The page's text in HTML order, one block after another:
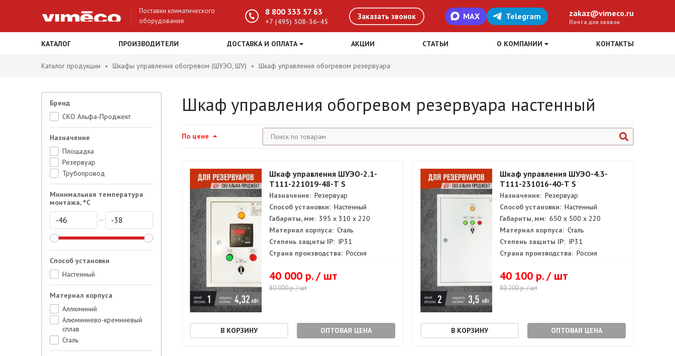
Поставки климатического
оборудования
8 800 333 57 63
+7 (495) 308-36-45
Заказать звонок MAX Telegram zakaz@vimeco.ru
Почта для заявок
КАТАЛОГ ПРОИЗВОДИТЕЛИ ДОСТАВКА И ОПЛАТА АКЦИИ СТАТЬИ О КОМПАНИИ КОНТАКТЫ
Каталог продукции Шкафы управления обогревом (ШУЭО, ШУ) Шкаф управления обогревом резервуара
Бренд
СКО Альфа-Проджект
Назначение
Площадка
Резервуар
Трубопровод
Минимальная температура
монтажа, °С
Способ установки
Настенный
Материал корпуса
Аллюминий
Алюминиево-кремниевый
сплав
Сталь
Шкаф управления обогревом резервуара настенный
По цене
Шкаф управления ШУЭО-2.1-
Т111-221019-48-Т S
Назначение: Резервуар
Способ установки: Настенный
Габариты, мм: 395 х 310 х 220
Материал корпуса: Сталь
Степень защиты IP: IP31
Страна производства: Россия
40 000 р. / шт
80 000 р. / шт
ОПТОВАЯ ЦЕНА
Шкаф управления ШУЭО-4.3-
Т111-231016-40-Т S
Назначение: Резервуар
Способ установки: Настенный
Габариты, мм: 650 х 500 х 220
Материал корпуса: Сталь
Степень защиты IP: IP31
Страна производства: Россия
40 100 р. / шт
80 200 р. / шт
ОПТОВАЯ ЦЕНА